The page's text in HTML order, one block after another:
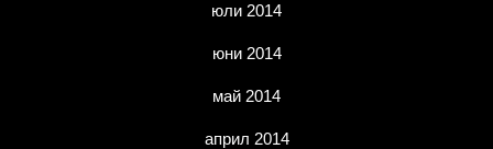
юли 2014
юни 2014
май 2014
април 2014